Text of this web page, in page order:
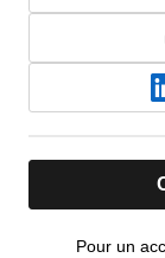
Pour un